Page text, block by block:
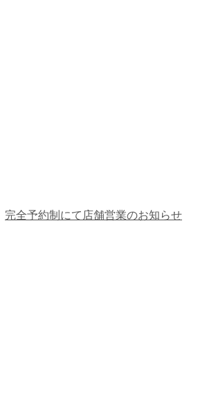
完全予約制にて店舗営業のお知らせ